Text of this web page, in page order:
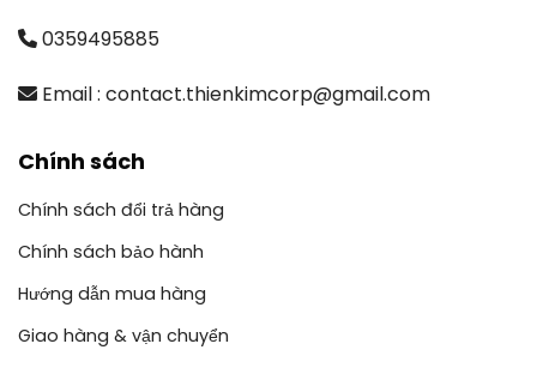
0359495885
Email : contact.thienkimcorp@gmail.com
Chính sách
Chính sách đổi trả hàng
Chính sách bảo hành
Hướng dẫn mua hàng
Giao hàng & vận chuyển